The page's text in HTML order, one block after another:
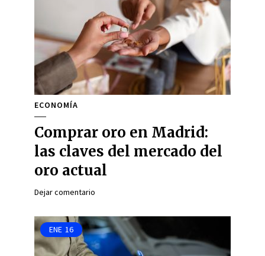
ECONOMÍA
Comprar oro en Madrid:
las claves del mercado del
oro actual
Dejar comentario
ENE 16